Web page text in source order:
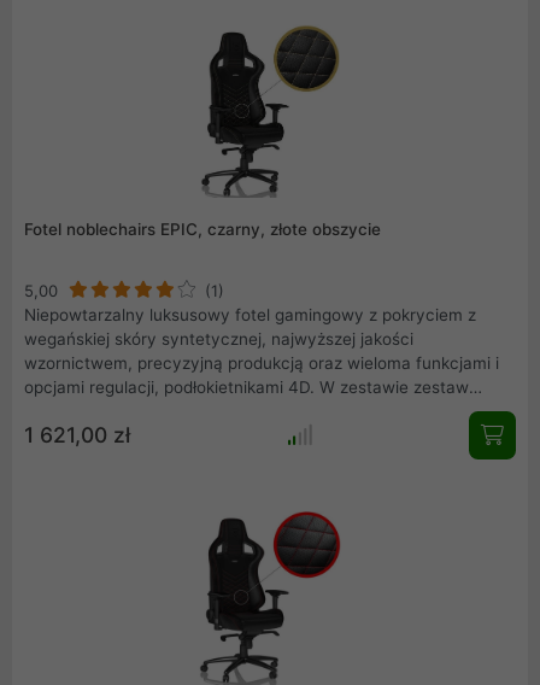
Fotel noblechairs EPIC, czarny, złote obszycie
5,00
(1)
Niepowtarzalny luksusowy fotel gamingowy z pokryciem z
wegańskiej skóry syntetycznej, najwyższej jakości
wzornictwem, precyzyjną produkcją oraz wieloma funkcjami i
opcjami regulacji, podłokietnikami 4D. W zestawie zestaw
niepowtarzalne połączenie estetyki, luksusowych materiałów i
efektem jest niezrównane połączenie nieskazitelnego
rzemiosła, które sprawia, że siedzenie noblechairs jest
1 621,00 zł